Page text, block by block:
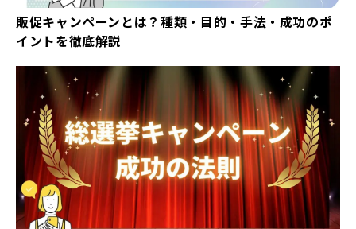
販促キャンペーンとは？種類・目的・手法・成功のポ
イントを徹底解説